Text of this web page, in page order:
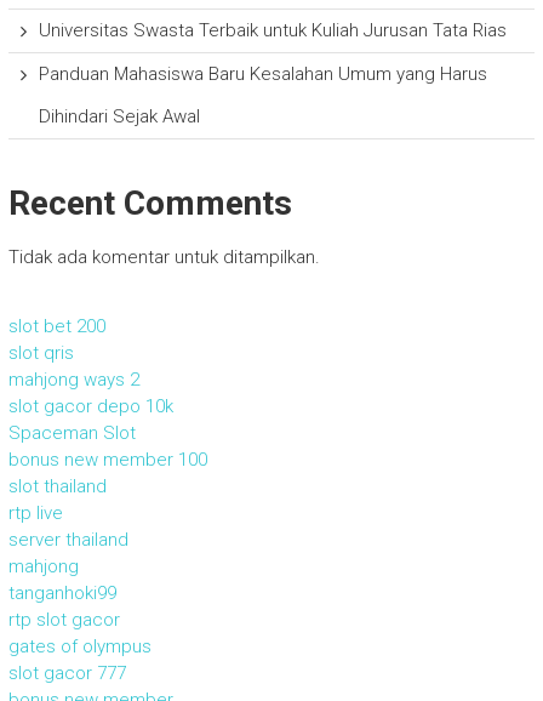
Universitas Swasta Terbaik untuk Kuliah Jurusan Tata Rias
Panduan Mahasiswa Baru Kesalahan Umum yang Harus
Dihindari Sejak Awal
Recent Comments
Tidak ada komentar untuk ditampilkan.
slot bet 200
slot qris
mahjong ways 2
slot gacor depo 10k
Spaceman Slot
bonus new member 100
slot thailand
rtp live
server thailand
mahjong
tanganhoki99
rtp slot gacor
gates of olympus
slot gacor 777